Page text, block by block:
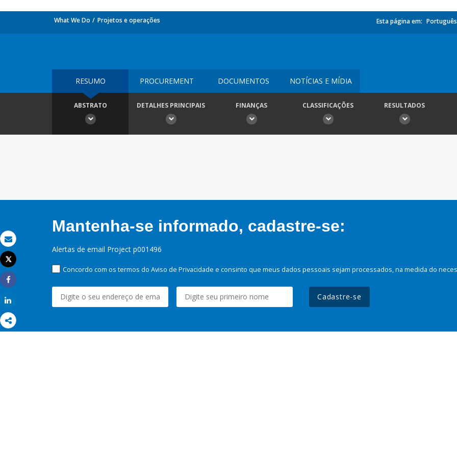
Email
Imprimir
Tweet
Share
What We Do Projetos e operações Esta página em: Português
RESUMO PROCUREMENT DOCUMENTOS NOTÍCIAS E MÍDIA
ABSTRATO DETALHES PRINCIPAIS FINANÇAS CLASSIFICAÇÕES RESULTADOS
Mantenha-se informado, cadastre-se:
Alertas de email Project p001496
Concordo com os termos do Aviso de Privacidade e consinto que meus dados pessoais sejam processados, na medida do
Cadastre-se